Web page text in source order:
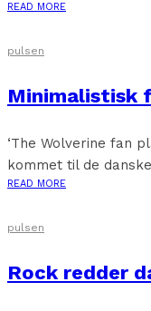
READ MORE
pulsen
Minimalistisk
‘The Wolverine fan
kommet til de
READ MORE
pulsen
Rock redder